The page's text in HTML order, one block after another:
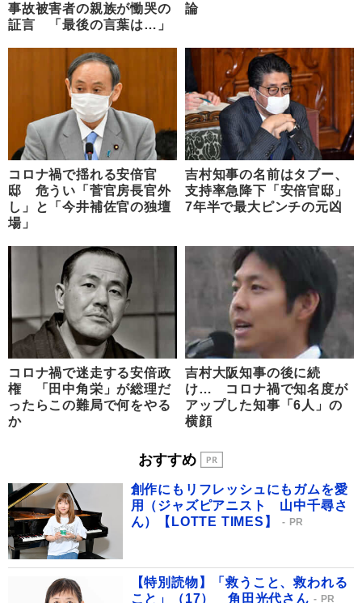
事故被害者の親族が慟哭の
証言 「最後の言葉は…」
論
コロナ禍で揺れる安倍官
邸 危うい「菅官房長官外
し」と「今井補佐官の独壇
場」
吉村知事の名前はタブー、
支持率急降下「安倍官邸」
7年半で最大ピンチの元凶
コロナ禍で迷走する安倍政
権 「田中角栄」が総理だ
ったらこの難局で何をやる
か
吉村大阪知事の後に続
け… コロナ禍で知名度が
アップした知事「6人」の
横顔
おすすめ
創作にもリフレッシュにもガムを愛
用（ジャズピアニスト 山中千尋さ
ん）【LOTTE TIMES】
PR
【特別読物】「救うこと、救われる
こと」（17） 角田光代さん
PR